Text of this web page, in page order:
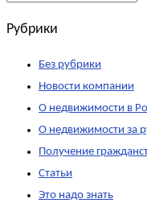
Рубрики
Без рубрики
Новости компании
О недвижимости в
О недвижимости за
Получение
Статьи
Это надо знать